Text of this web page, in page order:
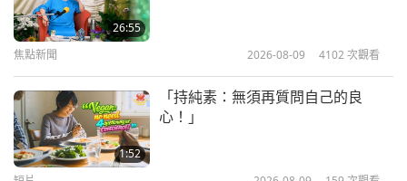
用慈悲心改變生活：光耀世界獎的得
26:55
焦點新聞 2026-08-09 4102 次觀看
1:52
「持純素：無須再質問自己的良
心！」